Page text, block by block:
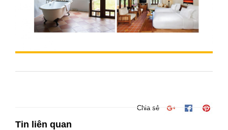
Chia sẻ
Tin liên quan